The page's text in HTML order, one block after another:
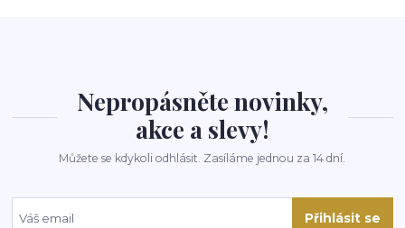
Nepropásněte novinky,
akce a slevy!
Můžete se kdykoli odhlásit. Zasíláme jednou za 14 dní.
Přihlásit se